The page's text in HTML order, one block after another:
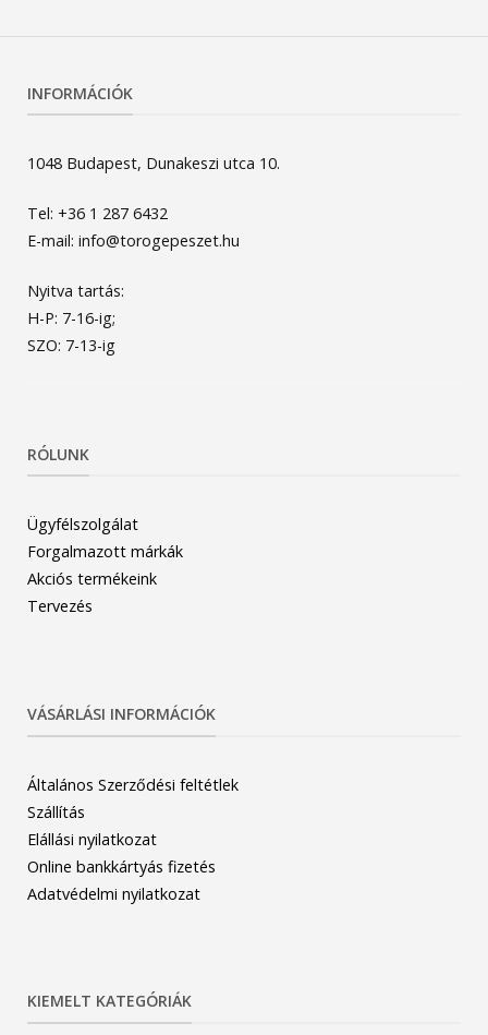
INFORMÁCIÓK
1048 Budapest, Dunakeszi utca 10.
Tel: +36 1 287 6432
E-mail: info@torogepeszet.hu
Nyitva tartás:
H-P: 7-16-ig;
SZO: 7-13-ig
RÓLUNK
Ügyfélszolgálat
Forgalmazott márkák
Akciós termékeink
Tervezés
VÁSÁRLÁSI INFORMÁCIÓK
Általános Szerződési feltétlek
Szállítás
Elállási nyilatkozat
Online bankkártyás fizetés
Adatvédelmi nyilatkozat
KIEMELT KATEGÓRIÁK